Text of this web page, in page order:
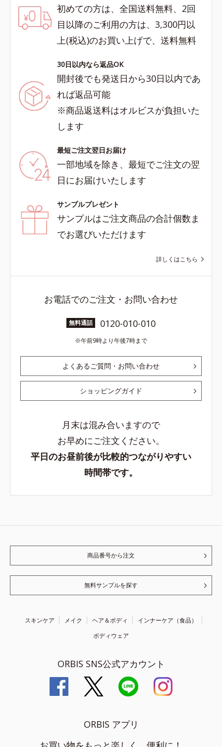
初めての方は、全国送料無料、2回
目以降のご利用の方は、3,300円以
上(税込)のお買い上げで、送料無料
30日以内なら返品OK
開封後でも発送日から30日以内であ
れば返品可能
※商品返送料はオルビスが負担いた
します
最短ご注文翌日お届け
一部地域を除き、最短でご注文の翌
日にお届けいたします
サンプルプレゼント
サンプルはご注文商品の合計個数ま
でお選びいただけます
詳しくはこちら
お電話でのご注文・お問い合わせ
無料通話 0120-010-010
午前9時より午後7時まで
よくあるご質問・お問い合わせ
ショッピングガイド
月末は混み合いますので
お早めにご注文ください。
平日のお昼前後が比較的つながりやすい
時間帯です。
商品番号から注文
無料サンプルを探す
スキンケア メイク ヘア＆ボディ
インナーケア（食品）
ボディウェア
ORBIS SNS公式アカウント
ORBIS アプリ